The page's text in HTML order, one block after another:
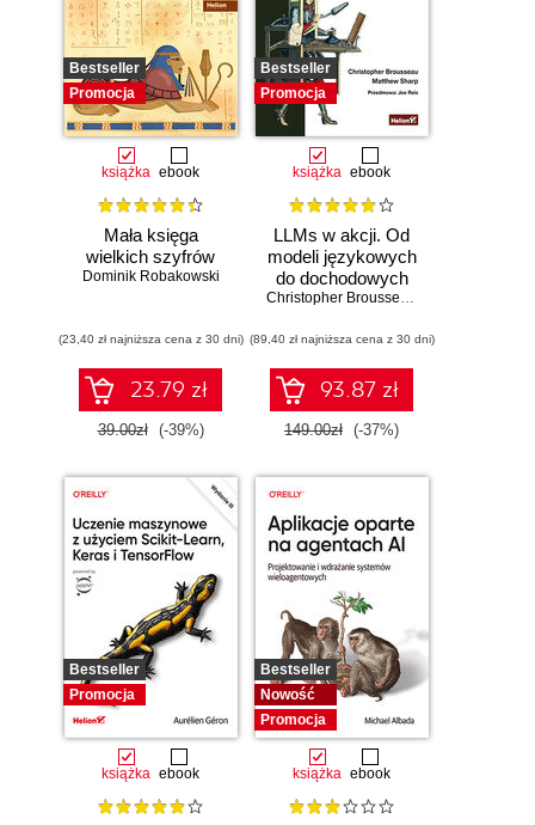
Bestseller
Promocja
książka ebook
Mała księga
wielkich szyfrów
Dominik Robakowski
(23,40 zł najniższa cena z 30 dni)
23.79 zł
39.00zł (-39%)
Bestseller
Promocja
książka ebook
LLMs w akcji. Od
modeli językowych
do dochodowych
produktów
Christopher Brousseau
(89,40 zł najniższa cena z 30 dni)
93.87 zł
149.00zł (-37%)
Bestseller
Promocja
książka ebook
Bestseller
Nowość
Promocja
książka ebook